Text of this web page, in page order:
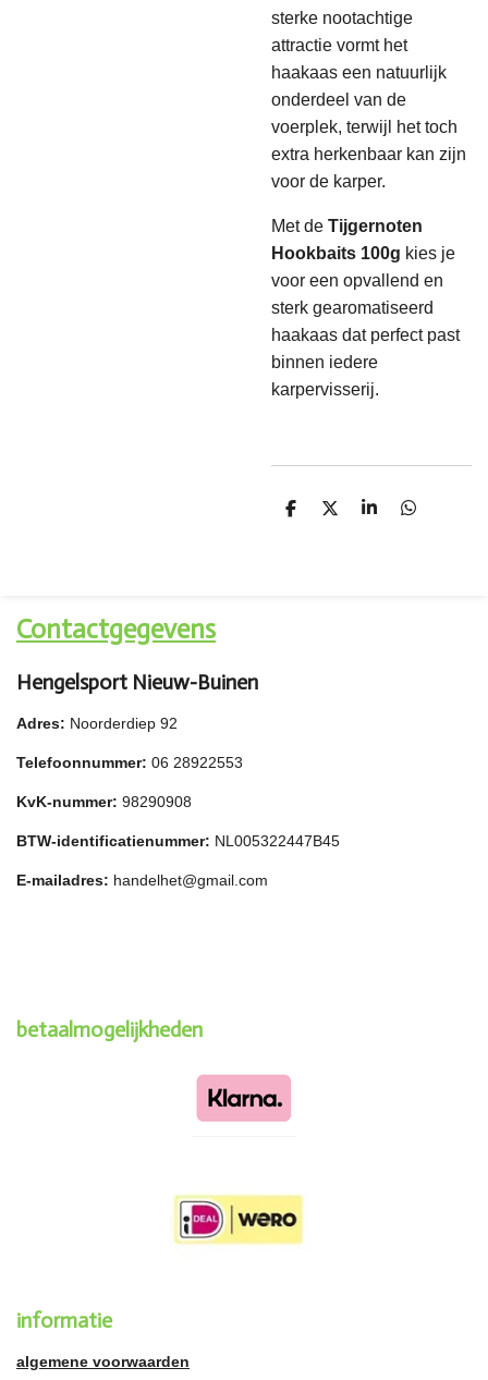
sterke nootachtige
attractie vormt het
haakaas een natuurlijk
onderdeel van de
voerplek, terwijl het toch
extra herkenbaar kan zijn
voor de karper.
Met de Tijgernoten
Hookbaits 100g kies je
voor een opvallend en
sterk gearomatiseerd
haakaas dat perfect past
binnen iedere
karpervisserij.
D
D
S
D
Contactgegevens
Hengelsport Nieuw-Buinen
Adres: Noorderdiep 92
Telefoonnummer: 06 28922553
KvK-nummer: 98290908
BTW-identificatienummer: NL005322447B45
E-mailadres: handelhet@gmail.com
betaalmogelijkheden
informatie
algemene voorwaarden